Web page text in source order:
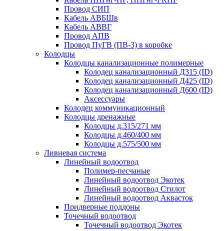
Провод СИП
Кабель АВБШв
Кабель АВВГ
Провод АПВ
Провод ПуГВ (ПВ-3) в коробке
Колодцы
Колодцы канализационные полимерные
Колодец канализационный Д315 (ID)
Колодец канализационный Д425 (ID)
Колодец канализационный Д600 (ID)
Аксессуары
Колодец коммуникационный
Колодцы дренажные
Колодцы д.315/271 мм
Колодцы д.460/400 мм
Колодцы д.575/500 мм
Ливневая система
Линейный водоотвод
Полимер-песчаные
Линейный водоотвод Экотек
Линейный водоотвод Стилот
Линейный водоотвод Аквасток
Придверные поддоны
Точечный водоотвод
Точечный водоотвод Экотек